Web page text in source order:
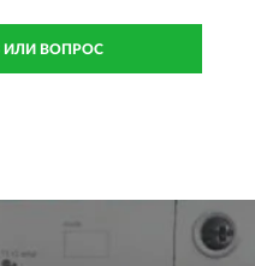
ИЛИ ВОПРОС